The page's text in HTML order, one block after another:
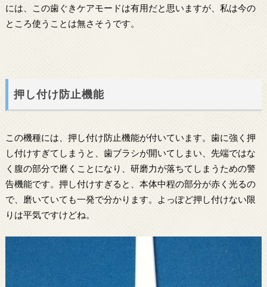
には、この歯ぐきケアモードは有用だと思いますが、私は今の
ところ使うことは無さそうです。
押し付け防止機能
この機種には、押し付け防止機能が付いています。歯に強く押
し付けすぎてしまうと、歯ブラシが開いてしまい、先端ではな
く腹の部分で磨くことになり、研磨力が落ちてしまうための警
告機能です。押し付けすぎると、本体中程の部分が赤く光るの
で、磨いていても一発で分かります。よっぽど押し付けない限
りは平気ですけどね。